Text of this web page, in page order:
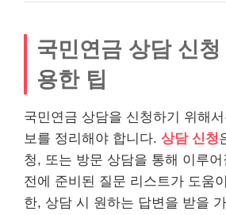
국민연금 상담 신
용한 팁
국민연금 상담을 신청하기 위해
보를 정리해야 합니다. 상담 신청
청, 또는 방문 상담을 통해 이루
전에 준비된 질문 리스 트가 도움
한, 상담 시 원하는 답변을 받을